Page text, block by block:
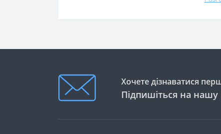
Хочете дізнаватися
Підпишіться на нашу